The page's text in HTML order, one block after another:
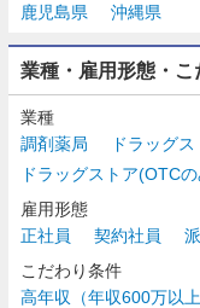
鹿児島県
沖縄県
業種・雇用形態・
業種
調剤薬局
ドラッグ
ドラッグストア(OTC
雇用形態
正社員
契約社員
こだわり条件
高年収（年収600万以上